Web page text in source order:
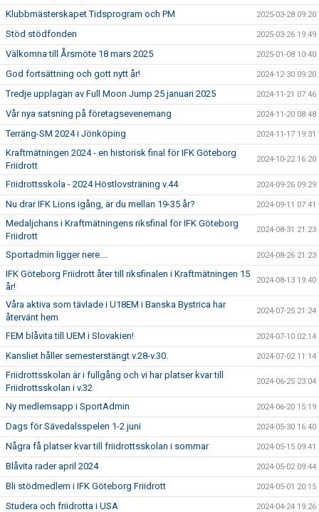
Klubbmästerskapet Tidsprogram och PM 2025-03-28 09:20
Stöd stödfonden 2025-03-26 19:49
Välkomna till Årsmöte 18 mars 2025 2025-01-08 10:40
God fortsättning och gott nytt år! 2024-12-30 09:20
Tredje upplagan av Full Moon Jump 25 januari 2025 2024-11-21 07:46
Vår nya satsning på företagsevenemang 2024-11-20 08:48
Terräng-SM 2024 i Jönköping 2024-11-17 19:31
Kraftmätningen 2024 - en historisk final för IFK Göteborg
Friidrott
2024-10-22 16:20
Friidrottsskola - 2024 Höstlovsträning v.44 2024-09-26 09:29
Nu drar IFK Lions igång, är du mellan 19-35 år? 2024-09-11 07:41
Medaljchans i Kraftmätningens riksfinal för IFK Göteborg
Friidrott
2024-08-31 21:23
Sportadmin ligger nere.... 2024-08-26 21:23
IFK Göteborg Friidrott åter till riksfinalen i Kraftmätningen 15
år!
2024-08-13 19:40
Våra aktiva som tävlade i U18EM i Banska Bystrica har
återvänt hem
2024-07-25 21:24
FEM blåvita till UEM i Slovakien! 2024-07-10 02:14
Kansliet håller semesterstängt v.28-v.30. 2024-07-02 11:14
Friidrottsskolan är i fullgång och vi har platser kvar till
Friidrottsskolan i v.32
2024-06-25 23:04
Ny medlemsapp i SportAdmin 2024-06-20 15:19
Dags för Sävedalsspelen 1-2 juni 2024-05-30 16:40
Några få platser kvar till friidrottsskolan i sommar 2024-05-15 09:41
Blåvita rader april 2024 2024-05-02 09:44
Bli stödmedlem i IFK Göteborg Friidrott 2024-05-01 20:15
Studera och friidrotta i USA 2024-04-24 19:26